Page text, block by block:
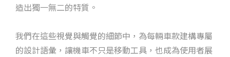
造出獨一無二的特質。
我們在這些視覺與觸覺的細節中，為每輛車款建構專屬
的設計語彙，讓機車不只是移動工具，也成為使用者展